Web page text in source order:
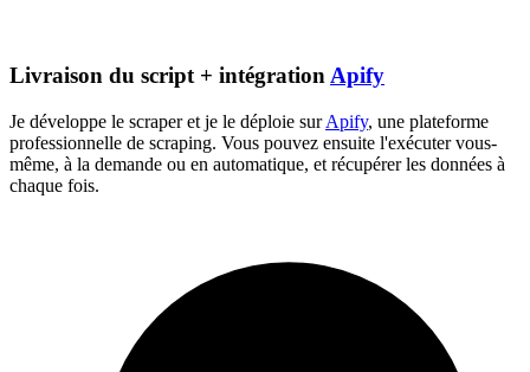
Livraison du script + intégration Apify
Je développe le scraper et je le déploie surApify, une plateforme
professionnelle de scraping. Vous pouvez ensuite l'exécuter vous-
même, à la demande ou en automatique, et récupérer les données à
chaque fois.